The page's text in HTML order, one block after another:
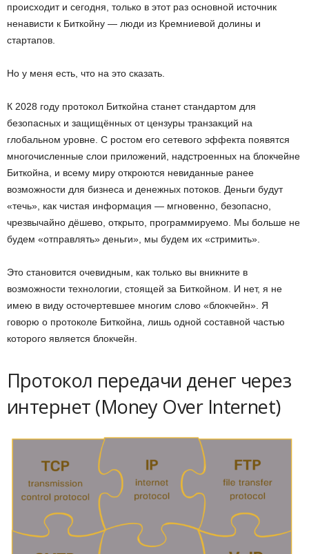
происходит и сегодня, только в этот раз основной источник
ненависти к Биткойну — люди из Кремниевой долины и
стартапов.
Но у меня есть, что на это сказать.
К 2028 году протокол Биткойна станет стандартом для
безопасных и защищённых от цензуры транзакций на
глобальном уровне. С ростом его сетевого эффекта появятся
многочисленные слои приложений, надстроенных на блокчейне
Биткойна, и всему миру откроются невиданные ранее
возможности для бизнеса и денежных потоков. Деньги будут
«течь», как чистая информация — мгновенно, безопасно,
чрезвычайно дёшево, открыто, программируемо. Мы больше не
будем «отправлять» деньги», мы будем их «стримить».
Это становится очевидным, как только вы вникните в
возможности технологии, стоящей за Биткойном. И нет, я не
имею в виду осточертевшее многим слово «блокчейн». Я
говорю о протоколе Биткойна, лишь одной составной частью
которого является блокчейн.
Протокол передачи денег через
интернет (Money Over Internet)